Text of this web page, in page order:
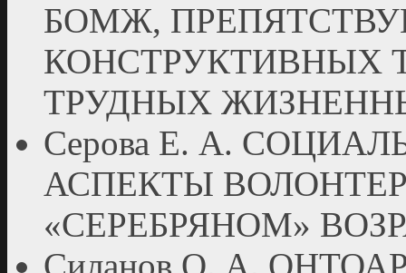
БОМЖ,
КОНСТРУКТИВНЫХ
ТРУДНЫХ
Серова Е. А.
АСПЕКТЫ
«СЕРЕБРЯНОМ»